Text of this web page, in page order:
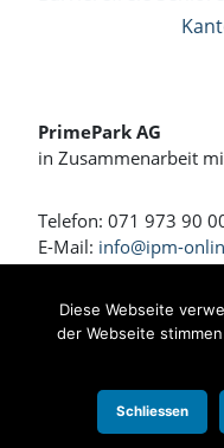
PrimePark AG
in Zusammenarbeit
Telefon: 071 973 90
E-Mail: info@ipm-
Wohnen und
Bahnhofstrasse 4 + 4a
Impressum|
Diese Webseite
der Webseite
Schliessen